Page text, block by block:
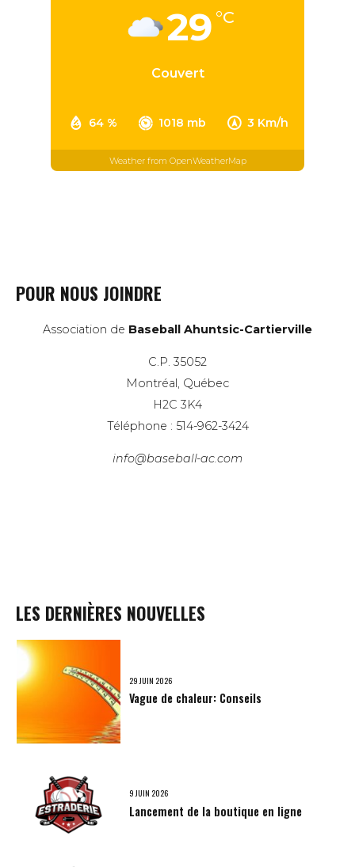
29 °C
Couvert
64 % 1018 mb 3 Km/h
Weather from OpenWeatherMap
POUR NOUS JOINDRE
Association de Baseball Ahuntsic-Cartierville
C.P. 35052
Montréal, Québec
H2C 3K4
Téléphone : 514-962-3424
info@baseball-ac.com
LES DERNIÈRES NOUVELLES
29 JUIN 2026
Vague de chaleur: Conseils
9 JUIN 2026
Lancement de la boutique en ligne